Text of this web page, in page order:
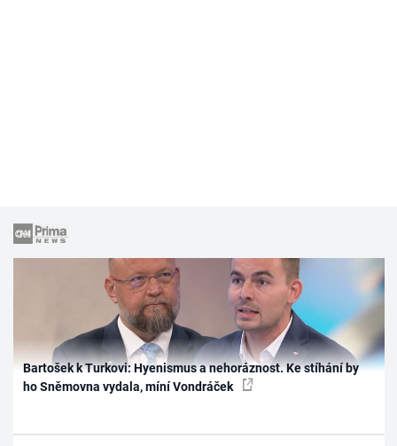
Bartošek k Turkovi: Hyenismus a nehoráznost. Ke stíhání by
ho Sněmovna vydala, míní Vondráček